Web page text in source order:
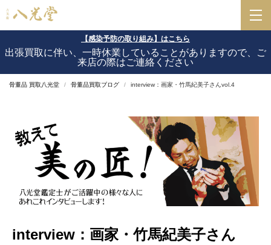
【感染予防の取り組み】はこちら
出張買取に伴い、一時休業していることがありますので、ご
来店の際はご連絡ください
骨董品 買取八光堂 骨董品買取ブログ interview：画家・竹馬紀美子さんvol.4
interview：画家・竹馬紀美子さん